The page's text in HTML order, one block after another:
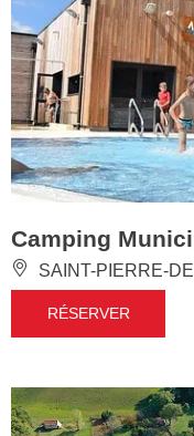
Camping
SAINT-PIERRE-
RÉSERVER